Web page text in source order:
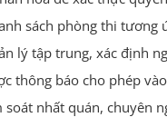
sách phòng thi
lý tập trung, xác định
thông báo cho phép
nhất quán, chuyên